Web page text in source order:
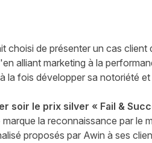
choisi de présenter un cas client
alliant marketing à la
la fois développer sa notoriété
soir le prix silver « Fail &
la reconnaissance par le
proposés par Awin à ses